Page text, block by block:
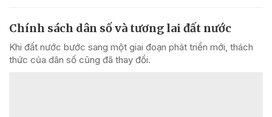
Chính sách dân số và tương lai đất nước
Khi đất nước bước sang một giai đoạn phát triển mới, thách
thức của dân số cũng đã thay đổi.